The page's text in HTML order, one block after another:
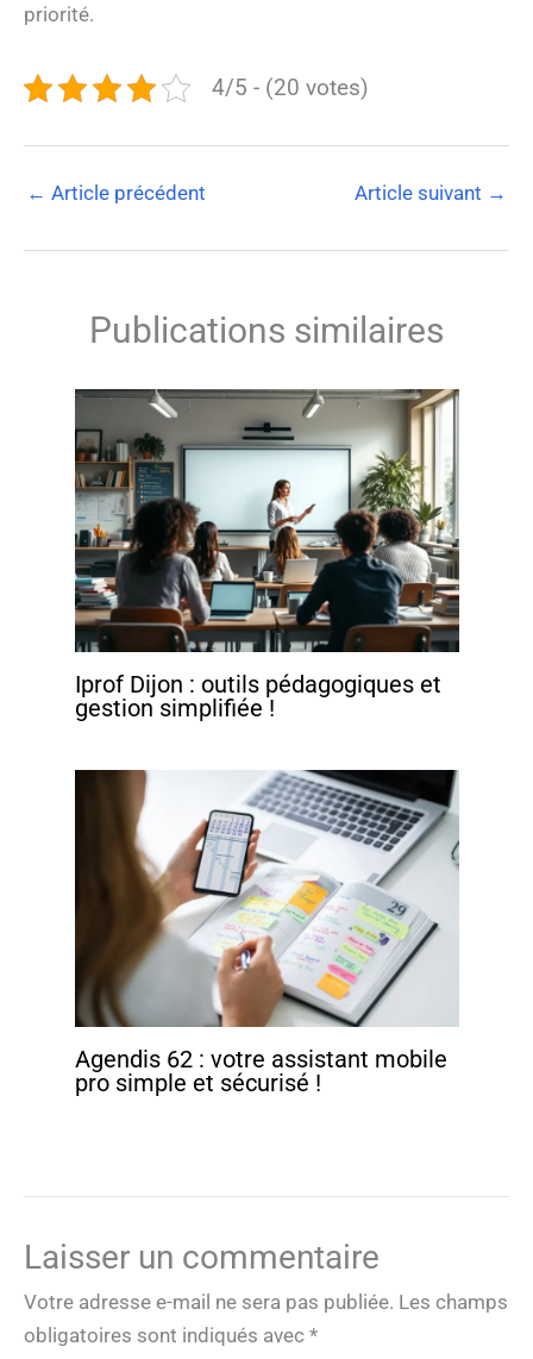
priorité.
4/5 - (20 votes)
← Article précédent Article suivant →
Publications similaires
Iprof Dijon : outils pédagogiques et
gestion simplifiée !
Agendis 62 : votre assistant mobile
pro simple et sécurisé !
Laisser un commentaire
Votre adresse e-mail ne sera pas publiée. Les champs
obligatoires sont indiqués avec *